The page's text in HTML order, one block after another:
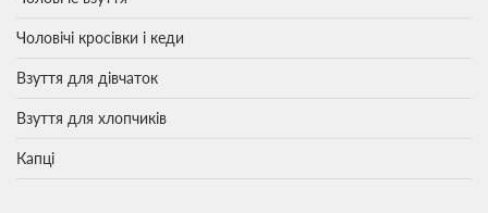
Чоловічі кросівки і кеди
Взуття для дівчаток
Взуття для хлопчиків
Капці